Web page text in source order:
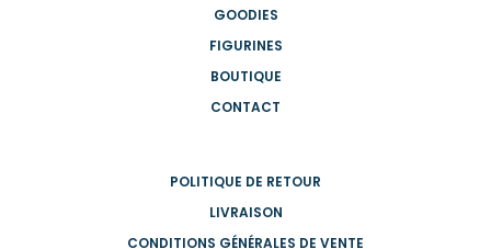
GOODIES
FIGURINES
BOUTIQUE
CONTACT
POLITIQUE DE RETOUR
LIVRAISON
CONDITIONS GÉNÉRALES DE VENTE